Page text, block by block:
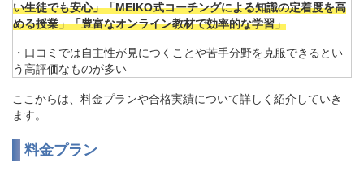
い生徒でも安心」「MEIKO式コーチングによる知識の定着度を高
める授業」「豊富なオンライン教材で効率的な学習」
・口コミでは自主性が見につくことや苦手分野を克服できるとい
う高評価なものが多い
ここからは、料金プランや合格実績について詳しく紹介していき
ます。
料金プラン